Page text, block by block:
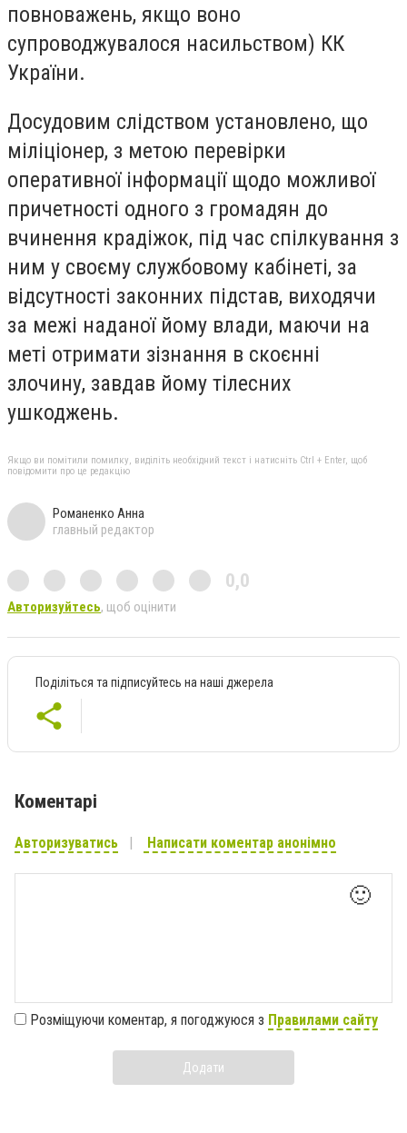
повноважень, якщо воно
супроводжувалося насильством) КК
України.
Досудовим слідством установлено, що
міліціонер, з метою перевірки
оперативної інформації щодо можливої
причетності одного з громадян до
вчинення крадіжок, під час спілкування з
ним у своєму службовому кабінеті, за
відсутності законних підстав, виходячи
за межі наданої йому влади, маючи на
меті отримати зізнання в скоєнні
злочину, завдав йому тілесних
ушкоджень.
Якщо ви помітили помилку, виділіть необхідний текст і натисніть Ctrl + Enter, щоб
повідомити про це редакцію
Романенко Анна
главный редактор
0,0
Авторизуйтесь, щоб оцінити
Поділіться та підписуйтесь на наші джерела
Коментарі
Авторизуватись Написати коментар анонімно
🙂
Розміщуючи коментар, я погоджуюся з Правилами сайту
Додати